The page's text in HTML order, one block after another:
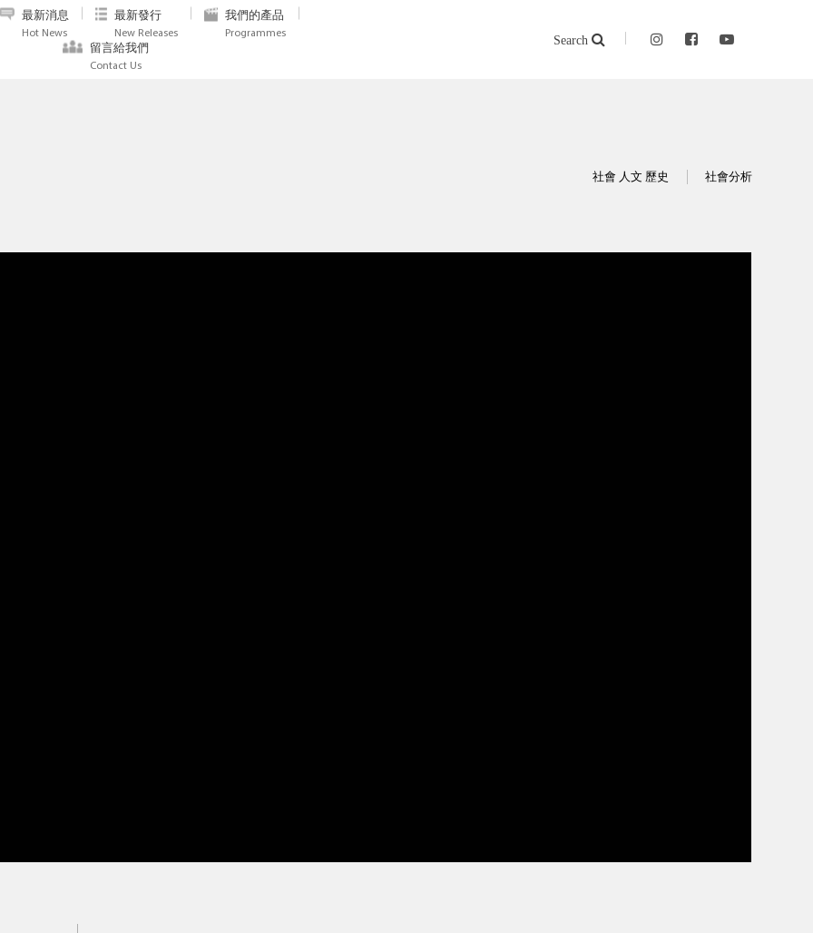
最新消息
Hot News
最新發行
New Releases
我們的產品
Programmes
留言給我們
Contact Us
Search
社會 人文 歷史 社會分析